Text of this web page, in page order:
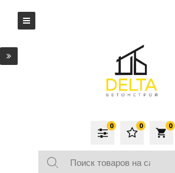
local_grocery_store
0
0
0